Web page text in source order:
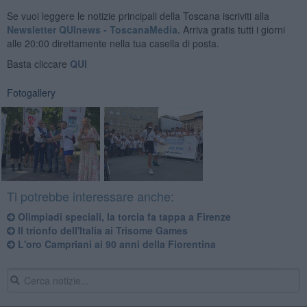
Se vuoi leggere le notizie principali della Toscana iscriviti alla
Newsletter QUInews - ToscanaMedia. Arriva gratis tutti i giorni
alle 20:00 direttamente nella tua casella di posta.
Basta cliccare QUI
Fotogallery
Ti potrebbe interessare anche:
Olimpiadi speciali, la torcia fa tappa a Firenze
Il trionfo dell'Italia ai Trisome Games
L'oro Campriani ai 90 anni della Fiorentina